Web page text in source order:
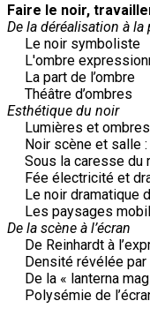
Faire le noir,
De la déréalisation à
Le noir symboliste
L'ombre
La part de l’ombre
Théâtre d’ombres
Esthétique du noir
Lumières et ombres
Noir scène et salle :
Sous la caresse du
Fée électricité et
Le noir dramatique
Les paysages
De la scène à l’écran
De Reinhardt à
Densité révélée par
De la « lanterna
Polysémie de